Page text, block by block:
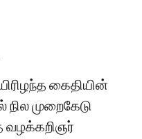
கைதியின்
நில முறைகேடு
வழக்கறிஞர்